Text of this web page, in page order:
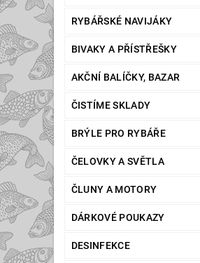
RYBÁŘSKÉ NAVIJÁKY
BIVAKY A PŘÍSTŘEŠKY
AKČNÍ BALÍČKY, BAZAR
ČISTÍME SKLADY
BRÝLE PRO RYBÁŘE
ČELOVKY A SVĚTLA
ČLUNY A MOTORY
DÁRKOVÉ POUKAZY
DESINFEKCE